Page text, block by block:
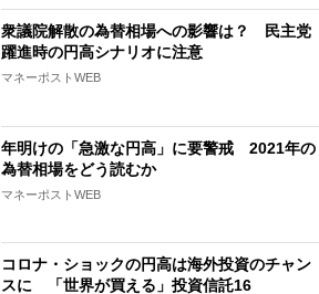
衆議院解散の為替相場への影響は？ 民主党
躍進時の円高シナリオに注意
マネーポストWEB
年明けの「急激な円高」に要警戒 2021年の
為替相場をどう読むか
マネーポストWEB
コロナ・ショックの円高は海外投資のチャン
スに 「世界が買える」投資信託16